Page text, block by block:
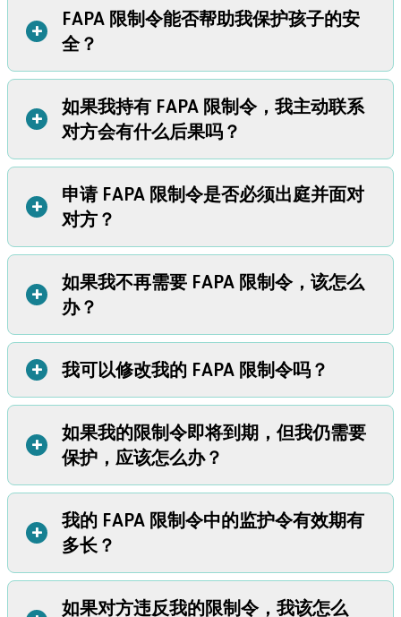
在争吵过程中打墙或损坏您的房屋。
在争吵过程中打碎您的物品。
说的话或做的事让您感到即将遭受伤害。
向您支付资金以帮助您维持安全。
如果您担心对方会伤害您的宠物，要求其归还您的宠物。
禁止持有枪支或弹药。
对方不遵守您的 FAPA 限制令，您可以报警求助。
每份 FAPA 限制令的内容都是不同的。您可以根
如，您可能允许对方通过电话与您联系，但禁止
其亲自见您或来您家。
是的。如果您能对以下至少 一个问题给出肯定回答，那么法
官可以要求对方搬离您的住所：
您是否与施虐者已经结婚？
您是否拥有您现在居住的房屋？
FAPA 限制令能否帮助我保护孩子的安
全？
+
是的。FAPA 限制令可以：
授予您对共同子女的临时监护权。
规定另一方父母探视子女的时间。
如果另一方父母单独与孩子相处存在安全隐患，可要求进行
监督探视。
禁止另一方父母在与孩子相处时使用毒品或酒精。
禁止另一方父母通过孩子与您联系。
某些县的家庭暴力援助组织提供免费的监督探视和监督交接
服务。如需了解您所在地区是否提供这些服务，请联系当地
的家庭暴力资源中心
。
如果我持有 FAPA 限制令，我主动联系
对方会有什么后果吗？
+
不会。禁止接触的规定只适用于被限制令限制的人。您不会
因为主动联系对方而受到惩罚。
然而，主动联系对方通常不是明智之举。如果对方在法庭上
的有效性。
但是，如果您的 FAPA 限制令包含子女的临时安排计划，您
必须遵守该计划。如果您不遵守限制令中规定的探视时间安
排，那么您可能会面临法律问题。
申请 FAPA 限制令是否必须出庭并面对
对方？
+
也许。在您获得限制令后，您可能需要再次出庭参加抗辩听
证会。抗辩听证会是一次法庭程序，双方都有机会向法官陈
述。在听证会上，双方都可以向法官提供证据并进行辩护。
法官主动安排听证会。如果法官在制定子女临时安排计划前
需要更多信息，那么法官可能会主动安排听证会。在法院文
件中，这种听证会被称为 特殊情况听证会，但本质上与抗辩
听证会
相同。
对方申请举行听证会。如果法官没有主动安排听证会，那么
只有在对方对限制令提出异议并申请举行听证会时，才会进
行听证。对方在收到限制令副本后有 30 天的时间可以申请
举行听证会。
欲详细了解抗辩听证会，请访问
如果我不再需要 FAPA 限制令，该怎么
办？
+
您可以通过向法院提交相关表格，申请提前终止限制令（这
被称为撤销限制令）。您可以在俄勒冈州法院网站或当地巡
获取撤销家庭虐待限制令的表格。
我可以修改我的 FAPA 限制令吗？
+
是的，您可以更改（修改）您的限制令。有两种方式可以修
改您的 FAPA 限制令：
在抗辩限制令听证会上。如果您参加抗辩听证会，可以在会
听证会页面。
提交单独的申请。
限制令。您可以在俄勒冈州司法部网站 或当地巡回法院获取
如果我的限制令即将到期，但我仍需要
保护，应该怎么办？
+
您可以向法院申请将限制令延长两年。这被称为“续期” 您的
限制令。 您可以在
取撤销家庭虐待限制令的表格。
如果您希望延长限制令，您必须在其到期前提
我的 FAPA 限制令中的监护令有效期有
多长？
+
您 FAPA 限制令中的监护令仅为临时性质。它最终会失去效
如果对方违反我的限制令，我该怎么